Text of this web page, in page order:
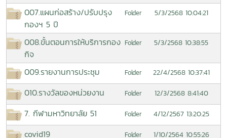
007.แผนก่อสร้าง/ปรับปรุง
กองฯ 5 ปี
Folder 5/3/2568 10:04:21
008.ขั้นตอนการให้บริการกอง
กิจ
Folder 5/3/2568 10:38:55
009.รายงานการประชุม Folder 22/4/2568 10:37:41
010.รางวัลของหน่วยงาน Folder 12/3/2568 8:41:40
7. กีฬามหาวิทยาลัย 51 Folder 4/12/2567 13:20:25
covid19 Folder 1/10/2564 10:55:26